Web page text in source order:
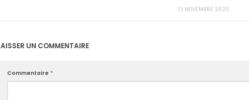
13 NOVEMBRE 2020
UN COMMENTAIRE
Commentaire *